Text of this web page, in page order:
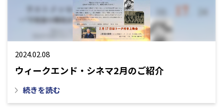
2024.02.08
ウィークエンド・シネマ2月のご紹介
続きを読む